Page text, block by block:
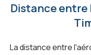
Distance entre
La distance entre